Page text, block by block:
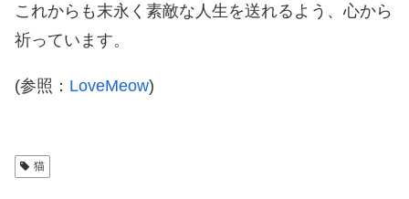
これからも末永く素敵な人生を送れるよう、心から
祈っています。
(参照： LoveMeow)
猫